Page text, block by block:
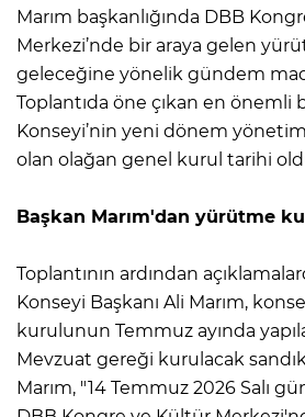
Marım başkanlığında DBB
Merkezi’nde bir araya gelen
geleceğine yönelik gündem
Toplantıda öne çıkan en önemli
Konseyi’nin yeni dönem
olan olağan genel kurul tarihi
Başkan Marım'dan yürütme
Toplantının ardından
Konseyi Başkanı Ali Marım,
kurulunun Temmuz ayında
Mevzuat gereği kurulacak
Marım, "14 Temmuz 2026 Salı